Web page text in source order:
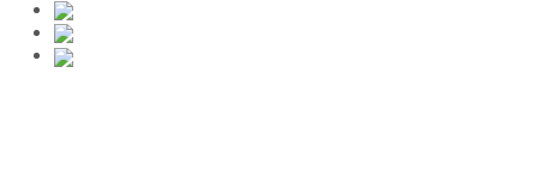
Ośrodek Reh-Szkol
Sprawozdania